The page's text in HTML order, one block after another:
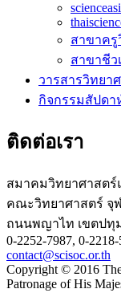
สาขาครู
สาขาชีว
วารสารวิทยา
กิจกรรมสัปดา
ติดต่อเรา
สมาคมวิทยาศาสตร์
คณะวิทยาศาสตร์ จุ
ถนนพญาไท เขตปทุม
0-2252-7987, 0-
contact@scisoc.or.th
Copyright © 2016
Patronage of His